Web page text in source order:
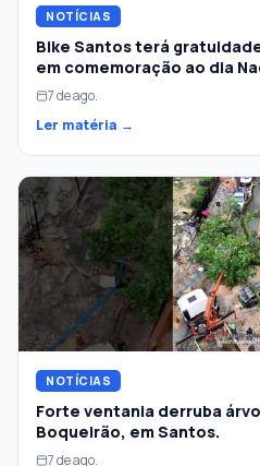
NOTÍCIAS
Bike Santos terá
em comemoração ao dia
7 de ago.
Ler matéria →
NOTÍCIAS
Forte ventania derruba
Boqueirão, em Santos.
7 de ago.